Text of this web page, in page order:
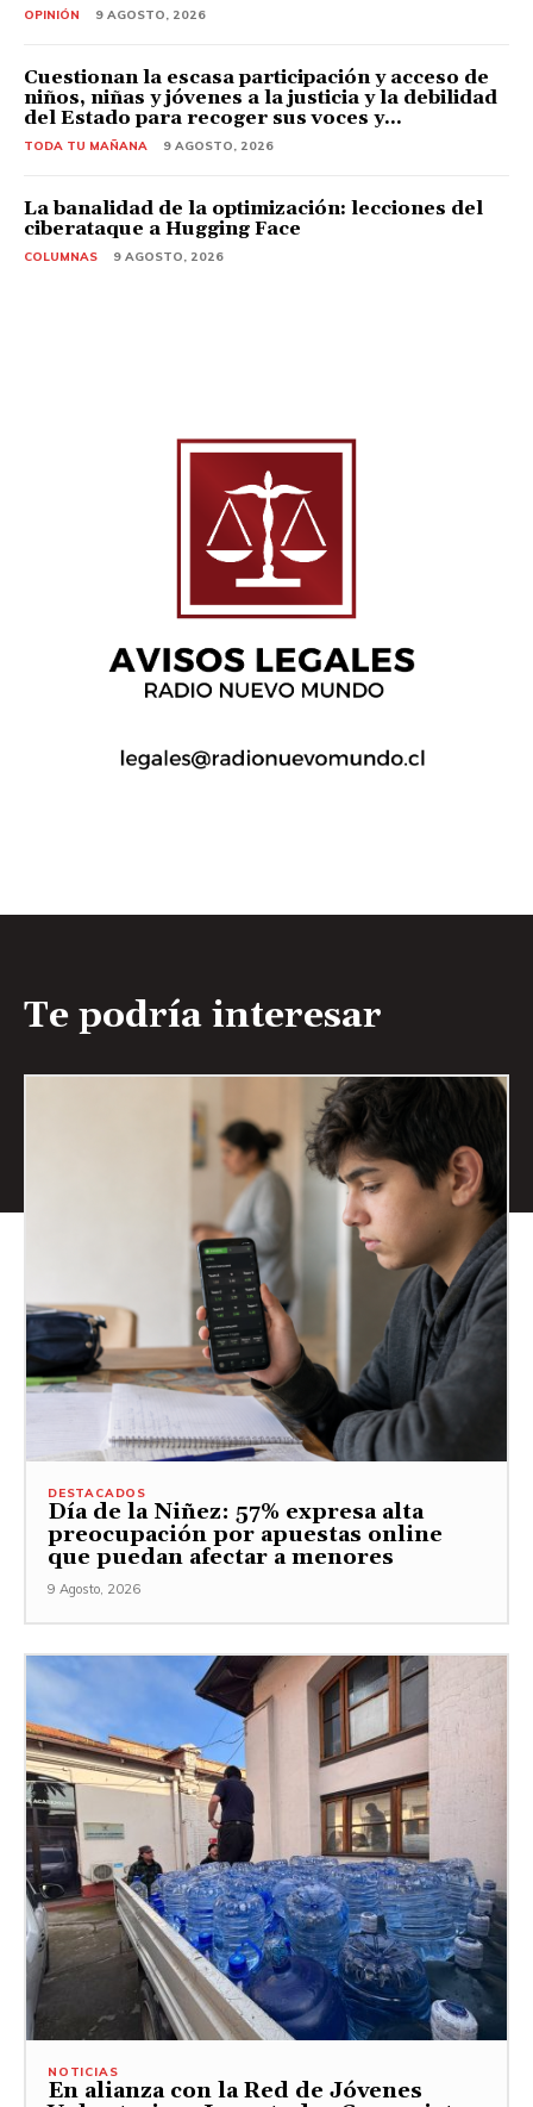
OPINIÓN 9 AGOSTO, 2026
Cuestionan la escasa participación y acceso de
niños, niñas y jóvenes a la justicia y la debilidad
del Estado para recoger sus voces y...
TODA TU MAÑANA 9 AGOSTO, 2026
La banalidad de la optimización: lecciones del
ciberataque a Hugging Face
COLUMNAS 9 AGOSTO, 2026
Te podría interesar
DESTACADOS
Día de la Niñez: 57% expresa alta
preocupación por apuestas online
que puedan afectar a menores
9 Agosto, 2026
NOTICIAS
En alianza con la Red de Jóvenes